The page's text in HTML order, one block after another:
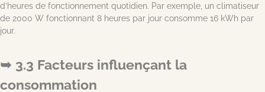
d’heures de fonctionnement quotidien. Par exemple, un climatiseur
de 2000 W fonctionnant 8 heures par jour consomme 16 kWh par
jour.
3.3 Facteurs influençant la
consommation